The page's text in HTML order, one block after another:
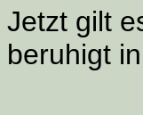
Jetzt gilt
beruhigt